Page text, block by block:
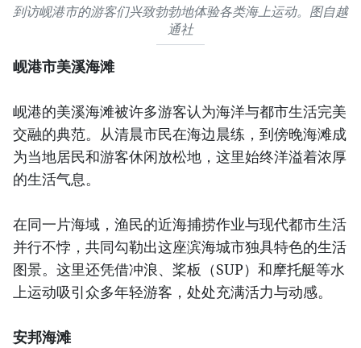
到访岘港市的游客们兴致勃勃地体验各类海上运动。图自越
通社
岘港市美溪海滩
岘港的美溪海滩被许多游客认为海洋与都市生活完美
交融的典范。从清晨市民在海边晨练，到傍晚海滩成
为当地居民和游客休闲放松地，这里始终洋溢着浓厚
的生活气息。
在同一片海域，渔民的近海捕捞作业与现代都市生活
并行不悖，共同勾勒出这座滨海城市独具特色的生活
图景。这里还凭借冲浪、桨板（SUP）和摩托艇等水
上运动吸引众多年轻游客，处处充满活力与动感。
安邦海滩